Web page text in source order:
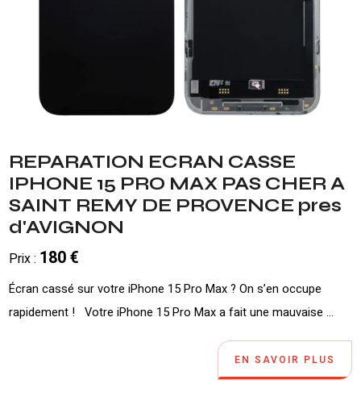
REPARATION ECRAN CASSE
IPHONE 15 PRO MAX PAS CHER A
SAINT REMY DE PROVENCE pres
d'AVIGNON
Prix : 180 €
Écran cassé sur votre iPhone 15 Pro Max ? On s’en occupe
rapidement ! Votre iPhone 15 Pro Max a fait une mauvaise ...
EN SAVOIR PLUS